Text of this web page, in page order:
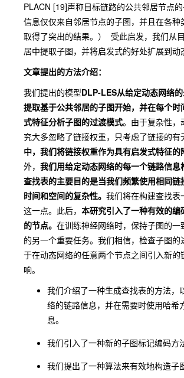
PLACN [19]声称目标链路的公共邻居节点
信息仅仅来自邻居节点的子图，并且在各种
取得了突出的结果。） 受此启发，我们从
居中提取子图，并将启发式的好处扩展到动
文章提出的方法介绍：
我们提出的模型DLP-LES从给定动态网络
提取基于公共邻居的子图开始，并在每个时
式特征分析子图的过渡模式。由于复杂性，
究大多忽略了链接权重，只考虑了链接的有
中，我们将链接权重作为具有启发式特征的
外， 我们用给定动态网络的每一个链路信息
查找表的主要目的是当我们频繁使用相同链
时间和空间的复杂性。 我们将在构建查找表
这一点。此后， 本研究引入了一种有效的编
的节点。 在训练神经网络时，保持子图的一
的另一个重要任务。我们相信，检查子图
于在动态网络的任意两个节点之间引入新的
响。
我们介绍了一种生成查找表的方法，
络的链路信息，并在需要时使用哈希
息。
我们引入了一种新的子图标记编码方
我们提出了一种算法来有效地构造子